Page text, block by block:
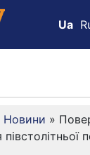
Ua
Новини »
півстолітньої